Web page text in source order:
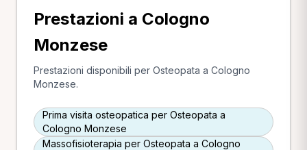
Prestazioni a Cologno
Monzese
Prestazioni disponibili per Osteopata a Cologno
Monzese.
Prima visita osteopatica per Osteopata a
Cologno Monzese
Massofisioterapia per Osteopata a Cologno